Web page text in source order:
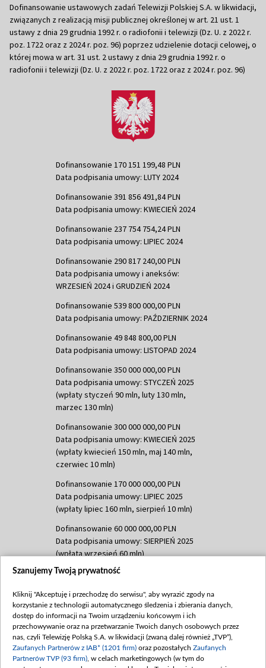
Dofinansowanie ustawowych zadań Telewizji Polskiej S.A. w likwidacji,
związanych z realizacją misji publicznej określonej w art. 21 ust. 1
ustawy z dnia 29 grudnia 1992 r. o radiofonii i telewizji (Dz. U. z 2022 r.
poz. 1722 oraz z 2024 r. poz. 96) poprzez udzielenie dotacji celowej, o
której mowa w art. 31 ust. 2 ustawy z dnia 29 grudnia 1992 r. o
radiofonii i telewizji (Dz. U. z 2022 r. poz. 1722 oraz z 2024 r. poz. 96)
Dofinansowanie 170 151 199,48 PLN
Data podpisania umowy: LUTY 2024
Dofinansowanie 391 856 491,84 PLN
Data podpisania umowy: KWIECIEŃ 2024
Dofinansowanie 237 754 754,24 PLN
Data podpisania umowy: LIPIEC 2024
Dofinansowanie 290 817 240,00 PLN
Data podpisania umowy i aneksów:
WRZESIEŃ 2024 i GRUDZIEŃ 2024
Dofinansowanie 539 800 000,00 PLN
Data podpisania umowy: PAŹDZIERNIK 2024
Dofinansowanie 49 848 800,00 PLN
Data podpisania umowy: LISTOPAD 2024
Dofinansowanie 350 000 000,00 PLN
Data podpisania umowy: STYCZEŃ 2025
(wpłaty styczeń 90 mln, luty 130 mln,
marzec 130 mln)
Dofinansowanie 300 000 000,00 PLN
Data podpisania umowy: KWIECIEŃ 2025
(wpłaty kwiecień 150 mln, maj 140 mln,
czerwiec 10 mln)
Dofinansowanie 170 000 000,00 PLN
Data podpisania umowy: LIPIEC 2025
(wpłaty lipiec 160 mln, sierpień 10 mln)
Dofinansowanie 60 000 000,00 PLN
Data podpisania umowy: SIERPIEŃ 2025
(wpłata wrzesień 60 mln)
Dofinansowanie 635 783 051,21 PLN
(wpłata wrzesień 100 mln, październik 350
mln, listopad 265 mln)
Dofinansowanie 48 862 000,00 PLN
Data podpisania umowy: GRUDZIEŃ 2025
(wpłata grudzień 60,548 mln)
Szanujemy Twoją prywatność
Kliknij "Akceptuję i przechodzę do serwisu", aby wyrazić zgody na
korzystanie z technologii automatycznego śledzenia i zbierania danych,
dostęp do informacji na Twoim urządzeniu końcowym i ich
przechowywanie oraz na przetwarzanie Twoich danych osobowych przez
nas, czyli Telewizję Polską S.A. w likwidacji (zwaną dalej również „TVP”),
Zaufanych Partnerów z IAB* (1201 firm) oraz pozostałych Zaufanych
Partnerów TVP (93 firm) , w celach marketingowych (w tym do